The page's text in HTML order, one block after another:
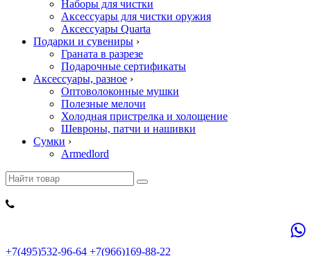
Наборы для чистки
Аксессуары для чистки оружия
Аксессуары Quarta
Подарки и сувениры ›
Граната в разрезе
Подарочные сертификаты
Аксессуары, разное ›
Оптоволоконные мушки
Полезные мелочи
Холодная пристрелка и холощение
Шевроны, патчи и нашивки
Сумки ›
Armedlord
+7(495)532-96-64 +7(966)169-88-22